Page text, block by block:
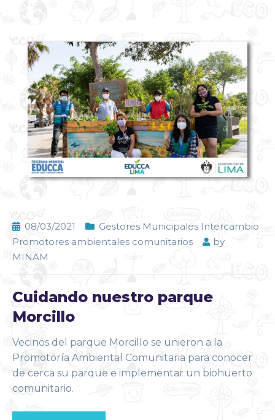
08/03/2021
Gestores Municipales Intercambio
Promotores ambientales comunitarios
by
MINAM
Cuidando nuestro parque
Morcillo
Vecinos del parque Morcillo se unieron a la
Promotoría Ambiental Comunitaria para conocer
de cerca su parque e implementar un biohuerto
comunitario.